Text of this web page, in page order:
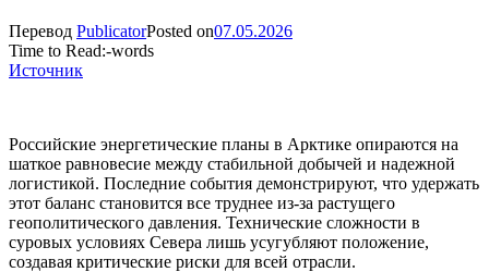
Перевод PublicatorPosted on07.05.2026
Time to Read:-words
Источник
Российские энергетические планы в Арктике опираются на
шаткое равновесие между стабильной добычей и надежной
логистикой. Последние события демонстрируют, что удержать
этот баланс становится все труднее из-за растущего
геополитического давления. Технические сложности в
суровых условиях Севера лишь усугубляют положение,
создавая критические риски для всей отрасли.